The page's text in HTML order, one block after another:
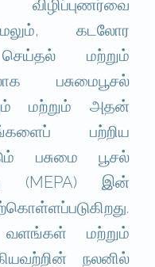
கடலோர
மற்றும்
பசுமைபூசல்
மற்றும் அதன்
பற்றிய
பசுமை பூசல்
(MEPA) இன்
வளங்கள் மற்றும்
நலனில்